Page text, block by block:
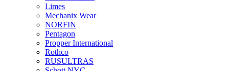
Limes
Mechanix Wear
NORFIN
Pentagon
Propper International
Rothco
RUSULTRAS